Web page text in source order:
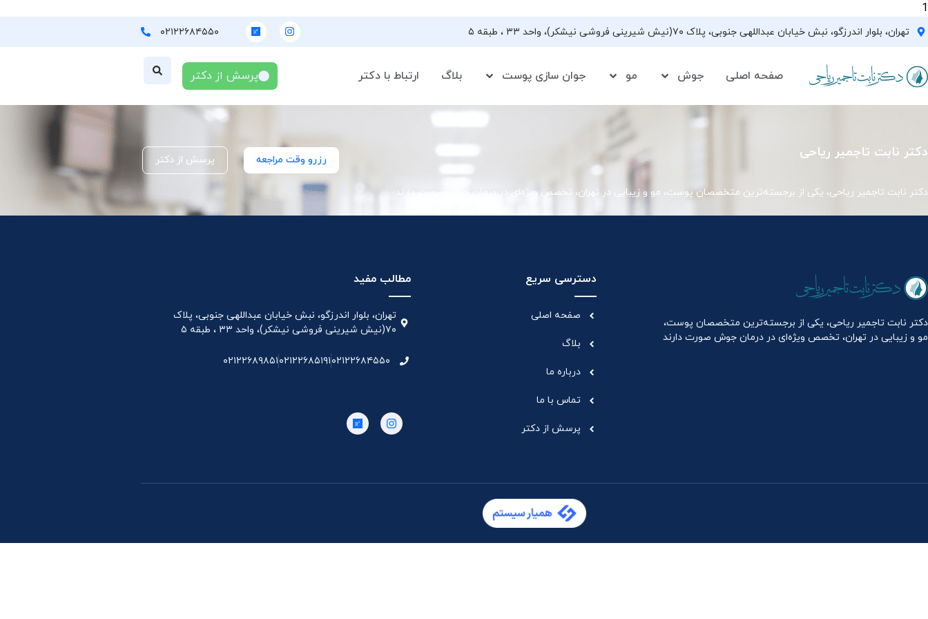
1
تهران، بلوار اندرزگو، نبش خیابان عبداللهی جنوبی، پلاک ۷۰(نیش شیرینی فروشی نیشکر)، واحد ۳۳ ، طبقه ۵ ۰۲۱۲۲۶۸۴۵۵۰
صفحه اصلی جوش مو جوان سازی پوست بلاگ ارتباط با دکتر پرسش از دکتر
دکتر نابت تاجمیر ریاحی
دکتر نابت تاجمیر ریاحی، یکی از برجسته‌ترین متخصصان پوست، مو و زیبایی در تهران، تخصص ویژه‌ای در درمان جوش صورت دارند
رزرو وقت مراجعه پرسش از دکتر
دکتر نابت تاجمیر ریاحی، یکی از برجسته‌ترین متخصصان پوست،
مو و زیبایی در تهران، تخصص ویژه‌ای در درمان جوش صورت دارند
دسترسی سریع
صفحه اصلی
بلاگ
درباره ما
تماس با ما
پرسش از دکتر
مطالب مفید
تهران، بلوار اندرزگو، نبش خیابان عبداللهی جنوبی، پلاک
۷۰(نیش شیرینی فروشی نیشکر)، واحد ۳۳ ، طبقه ۵
۰۲۱۲۲۶۸۴۵۵۰۰۲۱۲۲۶۸۵۱۹۱۰۲۱۲۲۶۸۹۸۵۱